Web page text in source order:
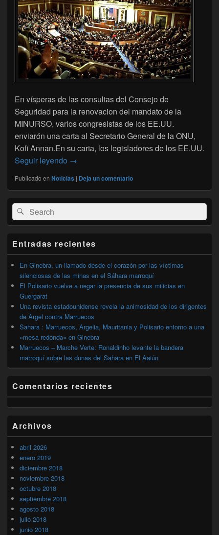
En vísperas de las consultas del Consejo de
Seguridad para la renovacion del mandato de la
MINURSO, varios congresistas de los EE.UU.
enviarón una carta al Secretario General de la ONU,
Kofi Annan.En su carta, los legisladores de los EE.UU.
Seguir leyendo Sáhara-ONU : requisitorio de
→
Publicado en Noticias | Deja un comentario
El
área
de
widget
lateral
primaria
Buscar
por:
Buscar
Entradas recientes
En Ginebra, un llamado desde el corazón por las víctimas
silenciosas de las minas en el Sáhara marroquí
El Polisario vuelve a negar la presencia de sus milicias en
Guergarat
Una revista estadounidense revela la animosidad de los dirigentes
de Argel contra Marruecos
Sahara : Marruecos, Argelia, Mauritania y Polisario entorno a una
«mesa redonda» en Ginebra
Marruecos – Marche Verte: Ronaldinho levante la bandera
marroquí sobre las dunas del Sahara en El Aaiún
Comentarios recientes
Archivos
abril 2026
enero 2019
diciembre 2018
noviembre 2018
octubre 2018
septiembre 2018
agosto 2018
julio 2018
junio 2018